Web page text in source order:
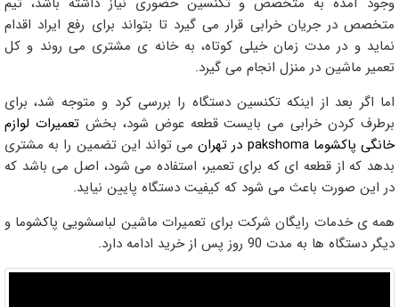
متخصص در جریان خرابی قرار می گیرد تا بتواند برای رفع ایراد اقدام
نماید و در مدت زمان خیلی کوتاه، به خانه ی مشتری می روند و کل
تعمیر ماشین در منزل انجام می گیرد.
اما اگر بعد از اینکه تکنسین دستگاه را بررسی کرد و متوجه شد، برای
برطرف کردن خرابی می بایست قطعه عوض شود، بخشتعمیرات لوازم
خانگی پاکشوما pakshoma در تهران
می تواند این تضمین را به مشتری
بدهد که از قطعه ای که برای تعمیر، استفاده می شود، اصل می باشد که
در این صورت باعث می شود که کیفیت دستگاه پایین نیاید.
همه ی خدمات رایگان شرکت برای تعمیرات ماشین لباسشویی پاکشوما و
دیگر دستگاه ها به مدت 90 روز پس از خرید ادامه دارد.